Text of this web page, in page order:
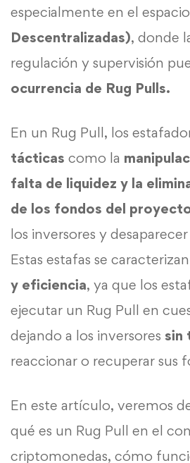
especialmente en el espacio
Descentralizadas), donde
regulación y supervisión
ocurrencia de Rug Pulls.
En un Rug Pull, los
tácticas como la
falta de liquidez y la
de los fondos del
los inversores y
Estas estafas se
y eficiencia, ya que los
ejecutar un Rug Pull en
dejando a los inversores sin
reaccionar o recuperar sus
En este artículo, veremos
qué es un Rug Pull en el
criptomonedas, cómo